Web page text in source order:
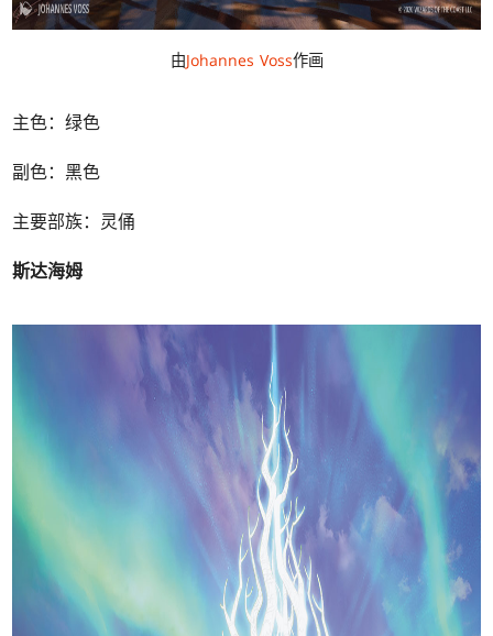
由Johannes Voss作画
主色：绿色
副色：黑色
主要部族：灵俑
斯达海姆